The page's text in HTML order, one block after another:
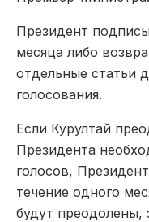
Президент
месяца либо
отдельные статьи
голосования.
Если Курултай
Президента
голосов,
течение одного
будут преодолены,